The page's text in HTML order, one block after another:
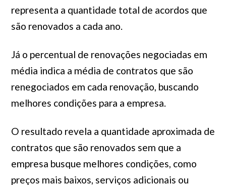
representa a quantidade total de acordos que
são renovados a cada ano.
Já o percentual de renovações negociadas em
média indica a média de contratos que são
renegociados em cada renovação, buscando
melhores condições para a empresa.
O resultado revela a quantidade aproximada de
contratos que são renovados sem que a
empresa busque melhores condições, como
preços mais baixos, serviços adicionais ou